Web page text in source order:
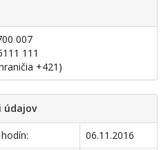
007
111
+421)
údajov
06.11.2016